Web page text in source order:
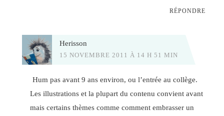
RÉPONDRE
Herisson
15 NOVEMBRE 2011 À 14 H 51 MIN
Hum pas avant 9 ans environ, ou l’entrée au collège.
Les illustrations et la plupart du contenu convient avant
mais certains thèmes comme comment embrasser un